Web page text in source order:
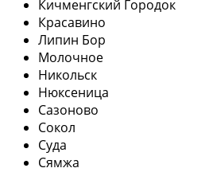
Кичменгский Городок
Красавино
Липин Бор
Молочное
Никольск
Нюксеница
Сазоново
Сокол
Суда
Сямжа